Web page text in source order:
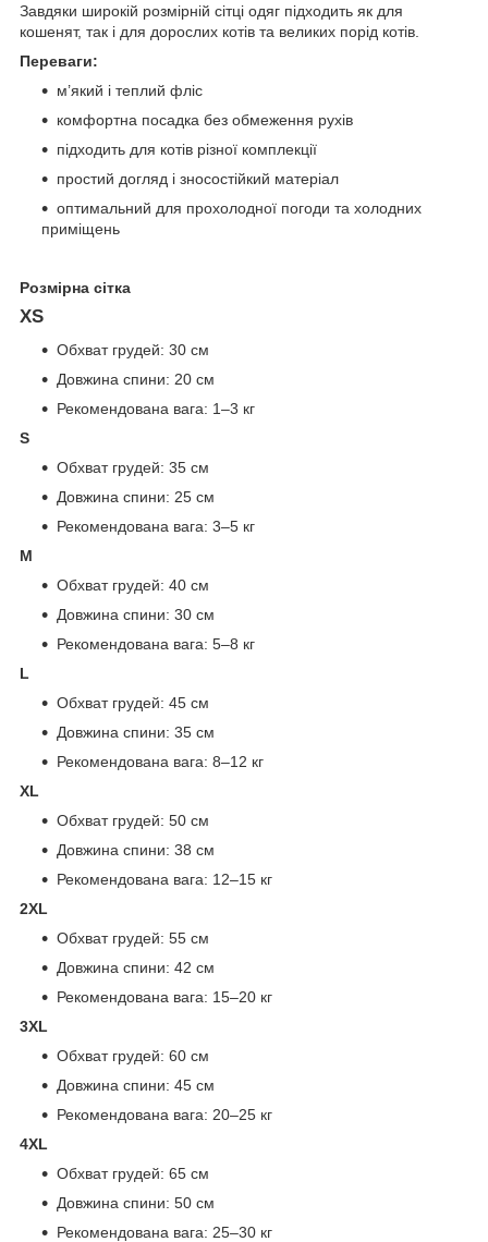
Завдяки широкій розмірній сітці одяг підходить як для
кошенят, так і для дорослих котів та великих порід котів.
Переваги:
м’який і теплий фліс
комфортна посадка без обмеження рухів
підходить для котів різної комплекції
простий догляд і зносостійкий матеріал
оптимальний для прохолодної погоди та холодних
приміщень
Розмірна сітка
XS
Обхват грудей: 30 см
Довжина спини: 20 см
Рекомендована вага: 1–3 кг
S
Обхват грудей: 35 см
Довжина спини: 25 см
Рекомендована вага: 3–5 кг
M
Обхват грудей: 40 см
Довжина спини: 30 см
Рекомендована вага: 5–8 кг
L
Обхват грудей: 45 см
Довжина спини: 35 см
Рекомендована вага: 8–12 кг
XL
Обхват грудей: 50 см
Довжина спини: 38 см
Рекомендована вага: 12–15 кг
2XL
Обхват грудей: 55 см
Довжина спини: 42 см
Рекомендована вага: 15–20 кг
3XL
Обхват грудей: 60 см
Довжина спини: 45 см
Рекомендована вага: 20–25 кг
4XL
Обхват грудей: 65 см
Довжина спини: 50 см
Рекомендована вага: 25–30 кг